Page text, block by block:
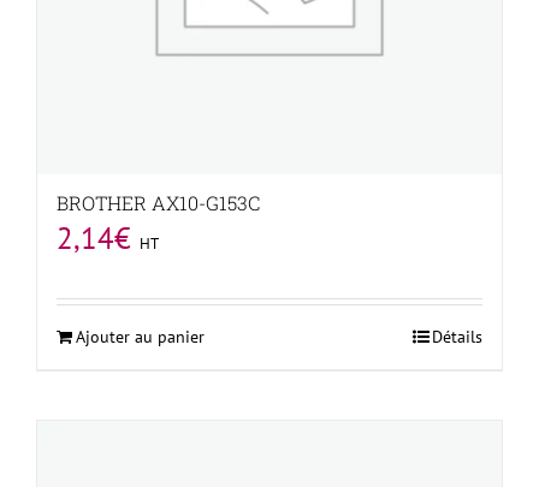
BROTHER AX10-G153C
2,14€ HT
Ajouter au panier Détails